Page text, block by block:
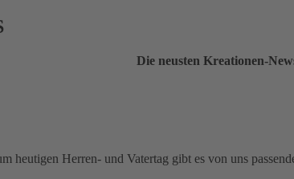
Die neusten Kreationen-
heutigen Herren- und Vatertag gibt es von uns